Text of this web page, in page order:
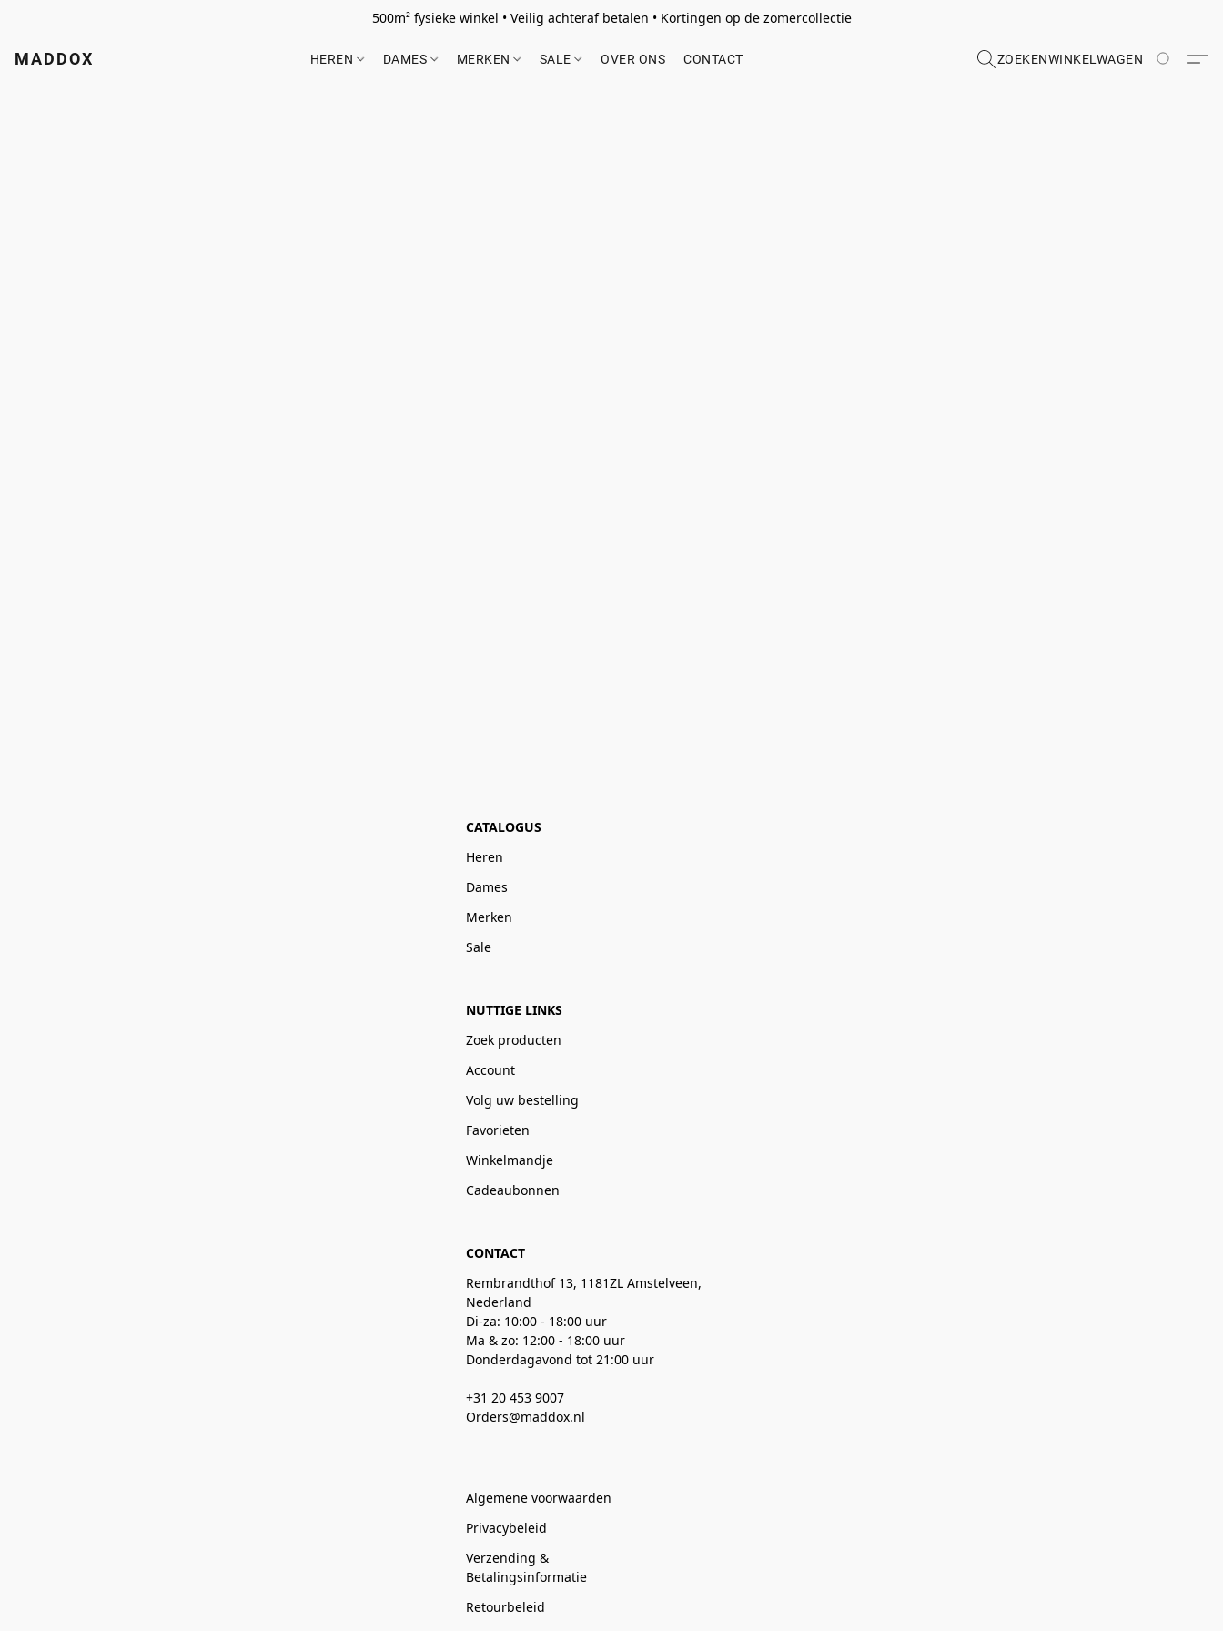
500m² fysieke winkel • Veilig achteraf betalen • Kortingen op de zomercollectie
MADDOX HEREN DAMES MERKEN SALE OVER ONS CONTACT ZOEKENWINKELWAGEN
CATALOGUS
Heren
Dames
Merken
Sale
NUTTIGE LINKS
Zoek producten
Account
Volg uw bestelling
Favorieten
Winkelmandje
Cadeaubonnen
CONTACT
Rembrandthof 13, 1181ZL Amstelveen,
Nederland
Di-za: 10:00 - 18:00 uur
Ma & zo: 12:00 - 18:00 uur
Donderdagavond tot 21:00 uur
+31 20 453 9007
Orders@maddox.nl
Algemene voorwaarden
Privacybeleid
Verzending &
Betalingsinformatie
Retourbeleid